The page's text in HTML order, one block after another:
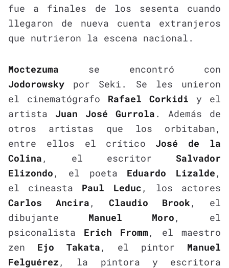
fue a finales de los sesenta cuando
llegaron de nueva cuenta extranjeros
que nutrieron la escena nacional.
Moctezuma se encontró con
Jodorowsky por Seki. Se les unieron
el cinematógrafo Rafael Corkidi y el
artista Juan José Gurrola . Además de
otros artistas que los orbitaban,
entre ellos el crítico José de la
Colina , el escritor Salvador
Elizondo , el poeta Eduardo Lizalde ,
el cineasta Paul Leduc , los actores
Carlos Ancira , Claudio Brook, el
dibujante Manuel Moro , el
psiconalista Erich Fromm , el maestro
zen Ejo Takata , el pintor Manuel
Felguérez , la pintora y escritora